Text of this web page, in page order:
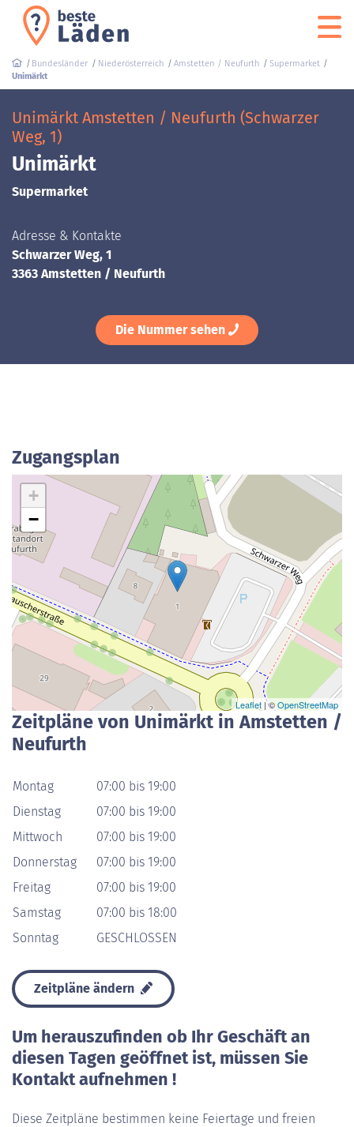
Bundesländer Niederösterreich Amstetten / Neufurth
Supermarket
Unimärkt
Unimärkt Amstetten / Neufurth (Schwarzer
Weg, 1)
Unimärkt
Supermarket
Adresse & Kontakte
Schwarzer Weg, 1
3363 Amstetten / Neufurth
Die Nummer sehen
Zugangsplan
+
−
Leaflet | ©OpenStreetMap
Zeitpläne von Unimärkt in Amstetten /
Neufurth
Montag
07:00 bis 19:00
Dienstag
07:00 bis 19:00
Mittwoch
07:00 bis 19:00
Donnerstag
07:00 bis 19:00
Freitag
07:00 bis 19:00
Samstag
07:00 bis 18:00
Sonntag
GESCHLOSSEN
Zeitpläne ändern
Um herauszufinden ob Ihr Geschäft an
diesen Tagen geöffnet ist, müssen Sie
Kontakt aufnehmen !
Diese Zeitpläne bestimmen keine Feiertage und freien